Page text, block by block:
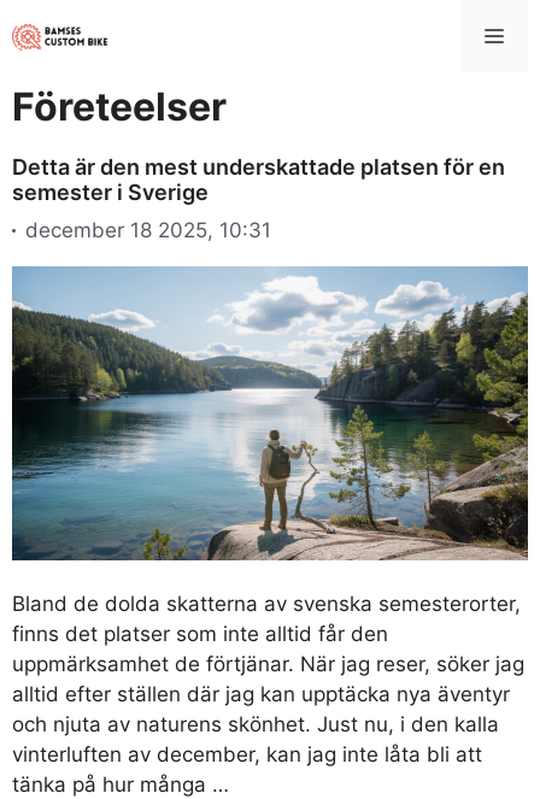
till
Företeelser
Detta är den mest underskattade platsen för en
semester i Sverige
december 18 2025, 10:31
Bland de dolda skatterna av svenska semesterorter,
finns det platser som inte alltid får den
uppmärksamhet de förtjänar. När jag reser, söker jag
alltid efter ställen där jag kan upptäcka nya äventyr
och njuta av naturens skönhet. Just nu, i den kalla
vinterluften av december, kan jag inte låta bli att
tänka på hur många …